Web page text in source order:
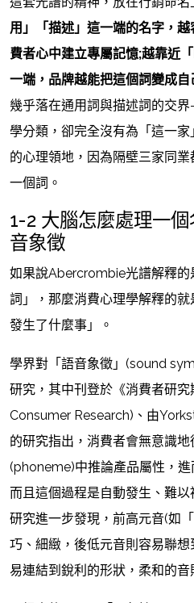
用」「描述」這一端的名字，
費者心中建立專屬記憶;越靠近
一端，品牌越能把這個詞變成自
幾乎落在通用詞與描述詞的交
學分類，卻完全沒有為「這一
的心理領地，因為隔壁三家同
一個詞。
1-2 大腦怎麼處理一
音象徵
如果說Abercrombie光譜解釋的
詞」，那麼消費心理學解釋的
發生了什麼事」。
學界對「語音象徵」(sound
研究，其中刊登於《消費者研
Consumer Research)、由
的研究指出，消費者會無意識
(phoneme)中推論產品屬性，進
而且這個過程是自動發生、難以
研究進一步發現，前高元音(如
巧、細緻，後低元音則容易聯
易連結到銳利的形狀，柔和的音